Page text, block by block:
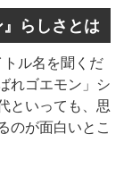
らしさとは
ル名を聞くだ
れゴエモン」シ
といっても、思
のが面白いとこ